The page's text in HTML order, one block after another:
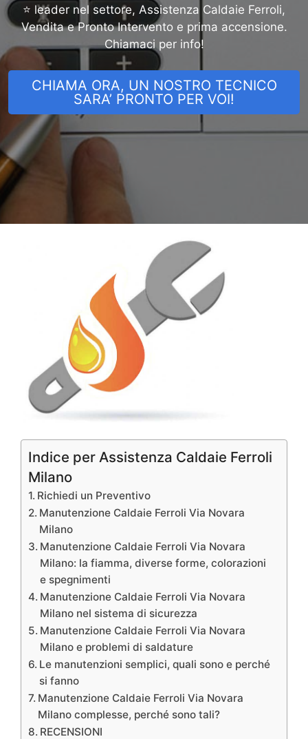
⭐ leader nel settore, Assistenza Caldaie Ferroli,
Vendita e Pronto Intervento e prima accensione.
Chiamaci per info!
CHIAMA ORA, UN NOSTRO TECNICO
SARA’ PRONTO PER VOI!
Indice per Assistenza Caldaie Ferroli
Milano
Richiedi un Preventivo
Manutenzione Caldaie Ferroli Via Novara
Milano
Manutenzione Caldaie Ferroli Via Novara
Milano: la fiamma, diverse forme, colorazioni
e spegnimenti
Manutenzione Caldaie Ferroli Via Novara
Milano nel sistema di sicurezza
Manutenzione Caldaie Ferroli Via Novara
Milano e problemi di saldature
Le manutenzioni semplici, quali sono e perché
si fanno
Manutenzione Caldaie Ferroli Via Novara
Milano complesse, perché sono tali?
RECENSIONI